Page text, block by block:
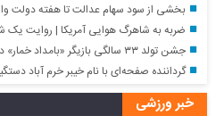
بخشی از سود سهام عدالت تا هفته دولت
ضربه به شاهرگ هوایی آمریکا | روایت
جشن تولد ۳۳ سالگی بازیگر «بامداد خمار» در باشگاه + عکس
گرداننده صفحه‌ای با نام خیبر خرم آباد
خبر ورزشی